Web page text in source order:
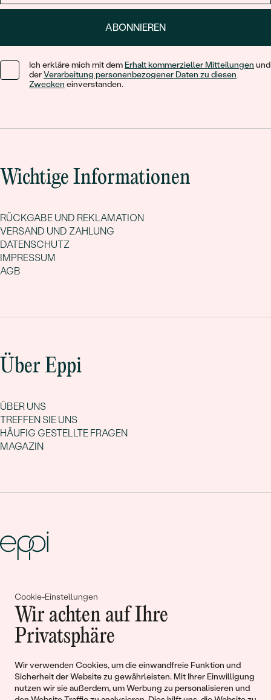
Cookie-Einstellungen
Wir achten auf Ihre
Privatsphäre
Wir verwenden Cookies, um die einwandfreie Funktion und
Sicherheit der Website zu gewährleisten. Mit Ihrer Einwilligung
nutzen wir sie außerdem, um Werbung zu personalisieren und
ABONNIEREN
Ich erkläre mich mit dem Erhalt kommerzieller Mitteilungen und
derVerarbeitung personenbezogener Daten zu diesen
Zwecken einverstanden.
Wichtige Informationen
RÜCKGABE UND REKLAMATION
VERSAND UND ZAHLUNG
DATENSCHUTZ
IMPRESSUM
AGB
Über Eppi
ÜBER UNS
TREFFEN SIE UNS
HÄUFIG GESTELLTE FRAGEN
MAGAZIN
Gemeinsam erschaffen wir
Geschichten von Schönheit und
Liebe
Begleiten Sie uns!